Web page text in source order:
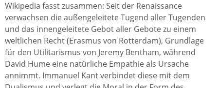
Wikipedia fasst zusammen: Seit der Renaissance
verwachsen die außengeleitete Tugend aller Tugenden
und das innengeleitete Gebot aller Gebote zu einem
weltlichen Recht (Erasmus von Rotterdam), Grundlage
für den Utilitarismus von Jeremy Bentham, während
David Hume eine natürliche Empathie als Ursache
annimmt. Immanuel Kant verbindet diese mit dem